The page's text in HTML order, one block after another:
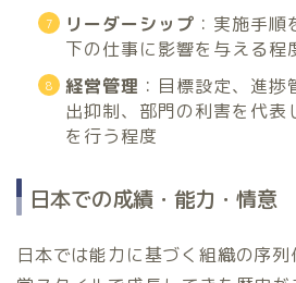
リーダーシップ ：実施手
下の仕事に影響を与える程
経営管理 ：目標設定、進
出抑制、部門の利害を代表
を行う程度
日本での成績・能力・情意
日本では能力に基づく組織の序